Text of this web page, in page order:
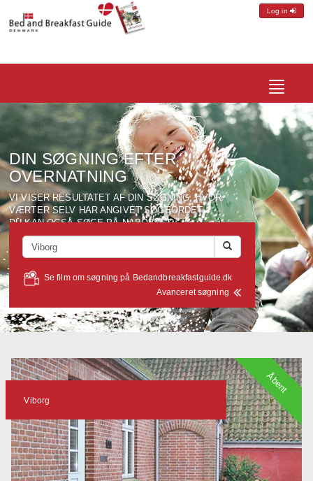
Log in
Toggle
DIN SØGNING EFTER
OVERNATNING
VI VISER RESULTATET AF DIN SØGNING, HVOR
VÆRTER SELV HAR ANGIVET SØGEORDET.
DU KAN OGSÅ SØGE PÅ NABOBYER,
SEVÆRDIGHEDER, VÆRTSNAVN ELLER ANDRE
SØGEORD VÆRTERNE MÅTTE HAVE ANGIVET FOR
DERES OMRÅDE.
Avanceret søgning
Se film om søgning på Bedandbreakfastguide.dk
Viborg
Åbent